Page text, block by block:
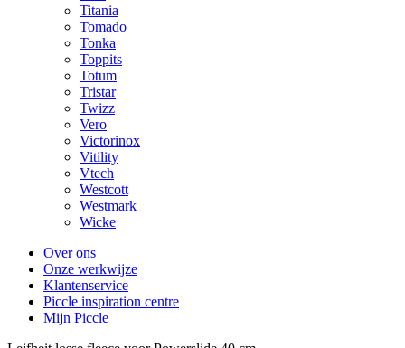
Titania
Tomado
Tonka
Toppits
Totum
Tristar
Twizz
Vero
Victorinox
Vitility
Vtech
Westcott
Westmark
Wicke
Over ons
Onze werkwijze
Klantenservice
Piccle inspiration centre
Mijn Piccle